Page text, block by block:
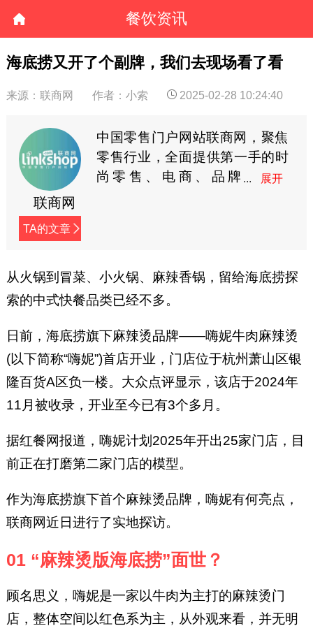
餐饮资讯
海底捞又开了个副牌，我们去现场看了看
来源：联商网 作者：小索 2025-02-28 10:24:40
联商网
TA的文章
中国零售门户网站联商网，聚焦
零售行业，全面提供第一手的时
尚零售、电商、品牌
从火锅到冒菜、小火锅、麻辣香锅，留给海底捞探
索的中式快餐品类已经不多。
日前，海底捞旗下麻辣烫品牌——嗨妮牛肉麻辣烫
(以下简称“嗨妮”)首店开业，门店位于杭州萧山区银
隆百货A区负一楼。大众点评显示，该店于2024年
11月被收录，开业至今已有3个多月。
据红餐网报道，嗨妮计划2025年开出25家门店，目
前正在打磨第二家门店的模型。
作为海底捞旗下首个麻辣烫品牌，嗨妮有何亮点，
联商网近日进行了实地探访。
01 “麻辣烫版海底捞”面世？
顾名思义，嗨妮是一家以牛肉为主打的麻辣烫门
店，整体空间以红色系为主，从外观来看，并无明